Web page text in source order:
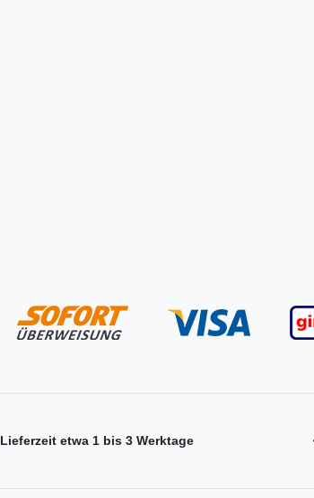
Lieferzeit etwa 1 bis 3 Werktage